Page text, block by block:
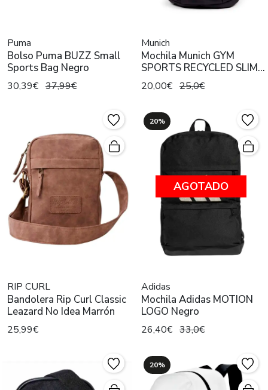
Puma
Bolso Puma BUZZ Small
Sports Bag Negro
30,39€ 37,99€
Munich
Mochila Munich GYM
SPORTS RECYCLED SLIM
Negro
20,00€ 25,0€
RIP CURL
Bandolera Rip Curl Classic
Leazard No Idea Marrón
25,99€
20%
AGOTADO
Adidas
Mochila Adidas MOTION
LOGO Negro
26,40€ 33,0€
20%